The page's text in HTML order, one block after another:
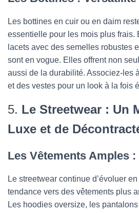
Les bottines en cuir ou en daim
essentielle pour les mois plus frais.
lacets avec des semelles robustes
sont en vogue. Elles offrent non
aussi de la durabilité. Associez-les
et des vestes pour un look à la fois
5. Le Streetwear : Un
Luxe et de
Les Vêtements Amples
Le streetwear continue d’évoluer
tendance vers des vêtements plus
Les hoodies oversize, les